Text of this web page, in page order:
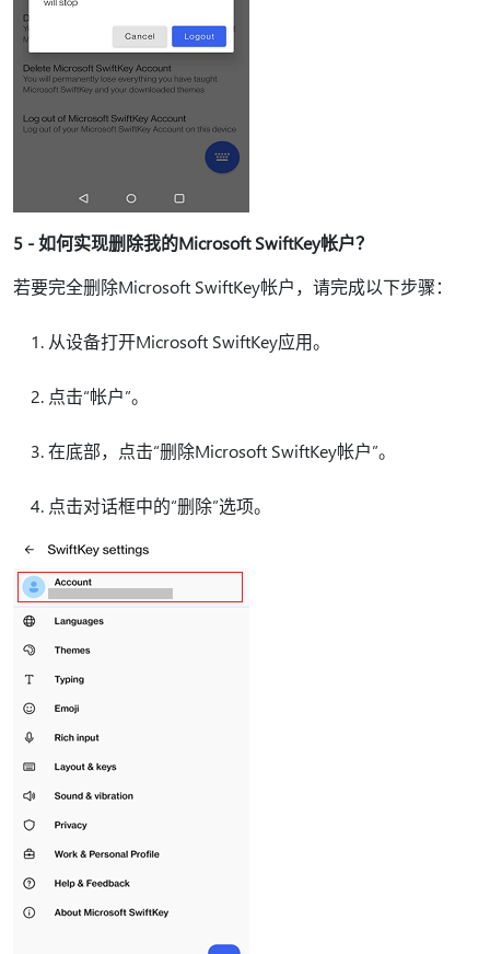
5 - 如何实现删除我的Microsoft SwiftKey帐户？
若要完全删除Microsoft SwiftKey帐户，请完成以下步骤：
从设备打开Microsoft SwiftKey应用。
点击“帐户”。
在底部，点击“删除Microsoft SwiftKey帐户”。
点击对话框中的“删除”选项。